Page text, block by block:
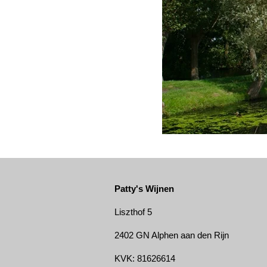
Patty's Wijnen
Liszthof 5
2402 GN Alphen aan den Rijn
KVK: 81626614